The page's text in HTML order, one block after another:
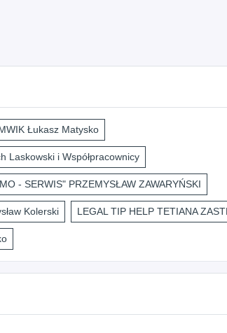
Łukasz Matysko
Laskowski i Współpracownicy
- SERWIS" PRZEMYSŁAW ZAWARYŃSKI
Kolerski LEGAL TIP HELP TETIANA